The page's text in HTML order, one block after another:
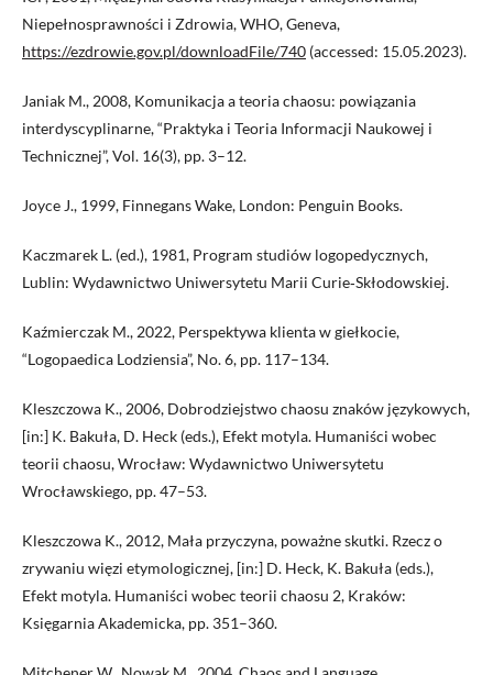
Niepełnosprawności i Zdrowia, WHO, Geneva,
https://ezdrowie.gov.pl/downloadFile/740 (accessed: 15.05.2023).
Janiak M., 2008, Komunikacja a teoria chaosu: powiązania
interdyscyplinarne, “Praktyka i Teoria Informacji Naukowej i
Technicznej”, Vol. 16(3), pp. 3–12.
Joyce J., 1999, Finnegans Wake, London: Penguin Books.
Kaczmarek L. (ed.), 1981, Program studiów logopedycznych,
Lublin: Wydawnictwo Uniwersytetu Marii Curie‑Skłodowskiej.
Kaźmierczak M., 2022, Perspektywa klienta w giełkocie,
“Logopaedica Lodziensia”, No. 6, pp. 117–134.
Kleszczowa K., 2006, Dobrodziejstwo chaosu znaków językowych,
[in:] K. Bakuła, D. Heck (eds.), Efekt motyla. Humaniści wobec
teorii chaosu, Wrocław: Wydawnictwo Uniwersytetu
Wrocławskiego, pp. 47–53.
Kleszczowa K., 2012, Mała przyczyna, poważne skutki. Rzecz o
zrywaniu więzi etymologicznej, [in:] D. Heck, K. Bakuła (eds.),
Efekt motyla. Humaniści wobec teorii chaosu 2, Kraków:
Księgarnia Akademicka, pp. 351–360.